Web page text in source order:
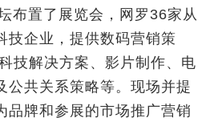
布置了展览会，网罗36家从
技企业，提供数码营销策
技解决方案、影片制作、电
公共关系策略等。现场并提
品牌和参展的市场推广营销